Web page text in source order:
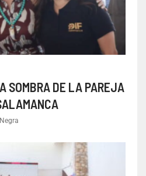
SOMBRA DE LA PAREJA